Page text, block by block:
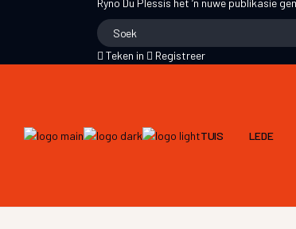
Ryno Du Plessis het ‘n nuwe publikasie
Teken in Registreer
TUIS LEDE